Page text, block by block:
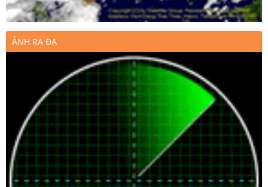
ẢNH RA ĐA